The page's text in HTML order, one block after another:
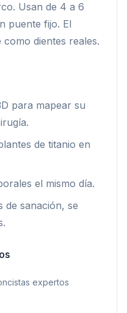
Usan de 4 a 6
puente fijo. El
dientes reales.
para mapear su
de titanio en
el mismo día.
de sanación, se
expertos